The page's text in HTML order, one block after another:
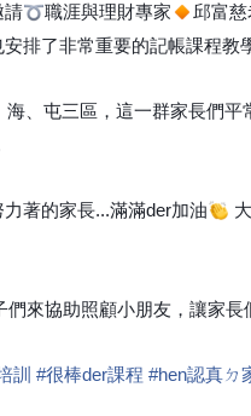
請➰ 職涯與理財專家 🔸邱富慈
排了非常重要的記帳課程教
、屯三區，這一群家長們
著的家長...滿滿der加油👏
來協助照顧小朋友，讓家
訓 #很棒der課程 #hen認真ㄉ